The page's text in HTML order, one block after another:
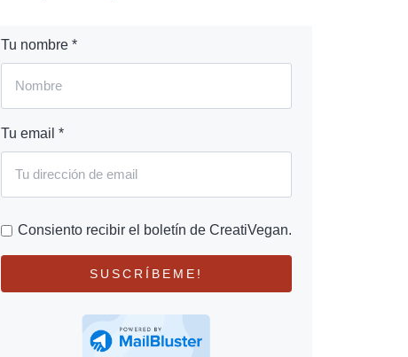
Tu nombre *
Tu email *
Consiento recibir el boletín de CreatiVegan.
SUSCRÍBEME!